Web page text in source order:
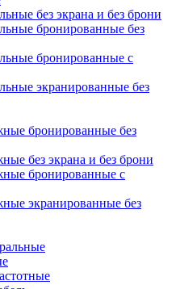
без экрана и без брони
бронированные без
бронированные с
экранированные без
бронированные без
без экрана и без брони
бронированные с
экранированные без